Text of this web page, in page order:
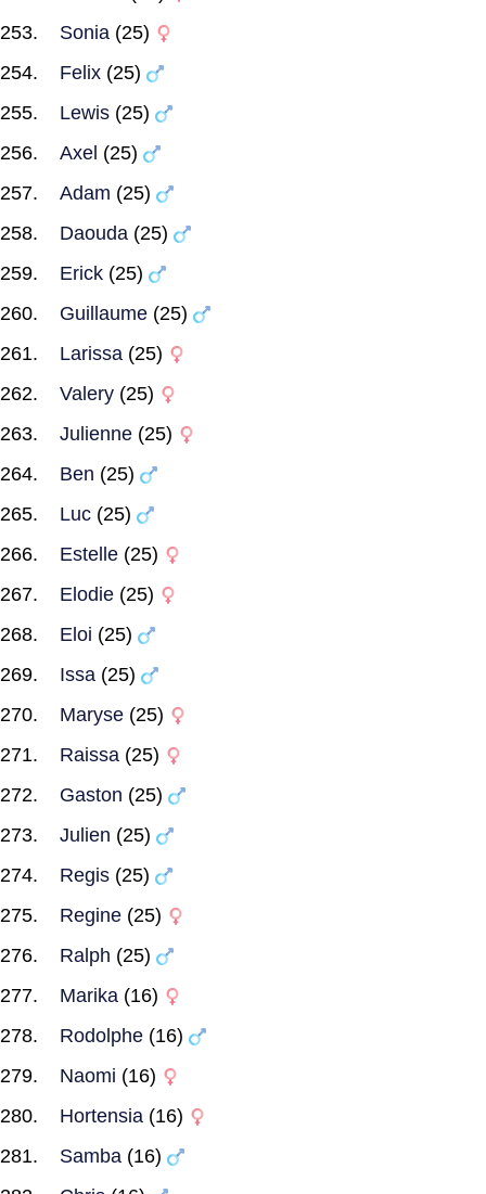
Sonia (25)
Felix (25)
Lewis (25)
Axel (25)
Adam (25)
Daouda (25)
Erick (25)
Guillaume (25)
Larissa (25)
Valery (25)
Julienne (25)
Ben (25)
Luc (25)
Estelle (25)
Elodie (25)
Eloi (25)
Issa (25)
Maryse (25)
Raissa (25)
Gaston (25)
Julien (25)
Regis (25)
Regine (25)
Ralph (25)
Marika (16)
Rodolphe (16)
Naomi (16)
Hortensia (16)
Samba (16)